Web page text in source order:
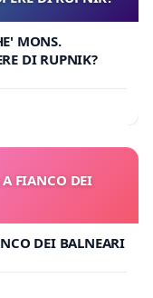
MONS.
DI RUPNIK?
FIANCO DEI
DEI BALNEARI